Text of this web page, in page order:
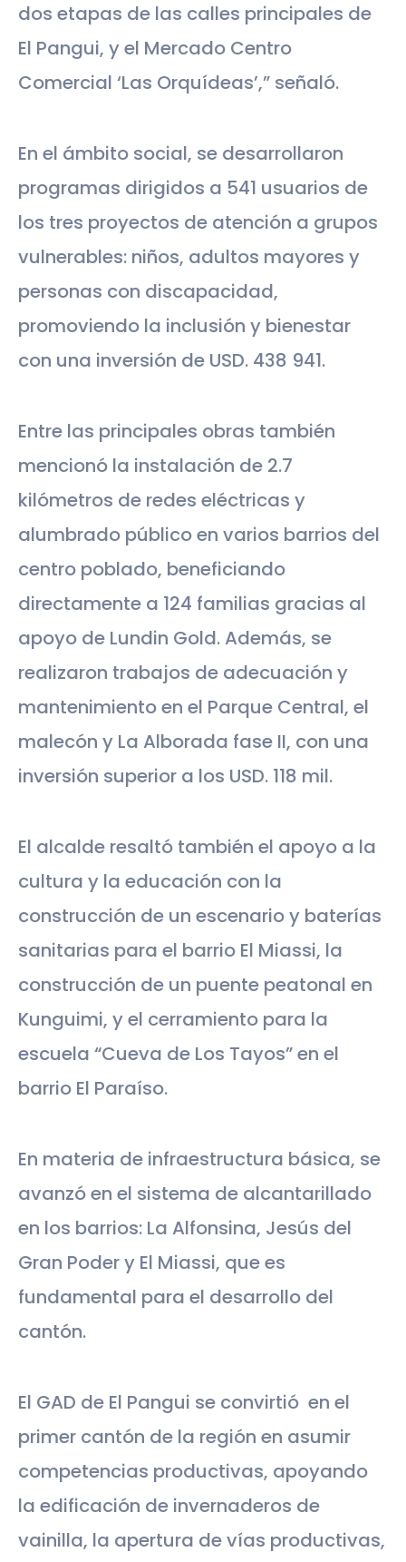
dos etapas de las calles principales de
El Pangui, y el Mercado Centro
Comercial ‘Las Orquídeas’,” señaló.
En el ámbito social, se desarrollaron
programas dirigidos a 541 usuarios de
los tres proyectos de atención a grupos
vulnerables: niños, adultos mayores y
personas con discapacidad,
promoviendo la inclusión y bienestar
con una inversión de USD. 438 941.
Entre las principales obras también
mencionó la instalación de 2.7
kilómetros de redes eléctricas y
alumbrado público en varios barrios del
centro poblado, beneficiando
directamente a 124 familias gracias al
apoyo de Lundin Gold. Además, se
realizaron trabajos de adecuación y
mantenimiento en el Parque Central, el
malecón y La Alborada fase II, con una
inversión superior a los USD. 118 mil.
El alcalde resaltó también el apoyo a la
cultura y la educación con la
construcción de un escenario y baterías
sanitarias para el barrio El Miassi, la
construcción de un puente peatonal en
Kunguimi, y el cerramiento para la
escuela “Cueva de Los Tayos” en el
barrio El Paraíso.
En materia de infraestructura básica, se
avanzó en el sistema de alcantarillado
en los barrios: La Alfonsina, Jesús del
Gran Poder y El Miassi, que es
fundamental para el desarrollo del
cantón.
El GAD de El Pangui se convirtió en el
primer cantón de la región en asumir
competencias productivas, apoyando
la edificación de invernaderos de
vainilla, la apertura de vías productivas,